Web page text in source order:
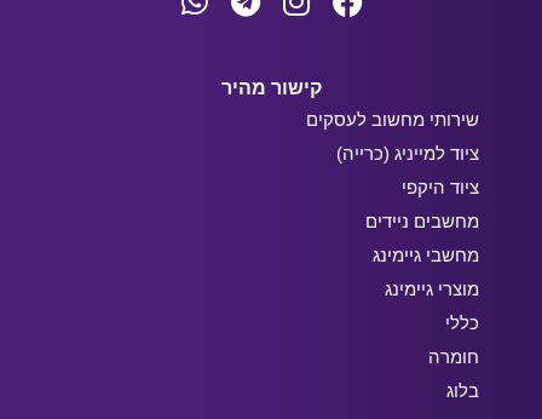
קישור מהיר
שירותי מחשוב לעסקים
ציוד למייניג (כרייה)
ציוד היקפי
מחשבים ניידים
מחשבי גיימינג
מוצרי גיימינג
כללי
חומרה
בלוג